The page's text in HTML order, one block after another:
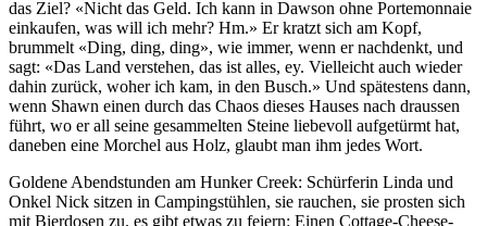
das Ziel? «Nicht das Geld. Ich kann in Dawson ohne Portemonnaie
einkaufen, was will ich mehr? Hm.» Er kratzt sich am Kopf,
brummelt «Ding, ding, ding», wie immer, wenn er nachdenkt, und
sagt: «Das Land verstehen, das ist alles, ey. Vielleicht auch wieder
dahin zurück, woher ich kam, in den Busch.» Und spätestens dann,
wenn Shawn einen durch das Chaos dieses Hauses nach draussen
führt, wo er all seine gesammelten Steine liebevoll aufgetürmt hat,
daneben eine Morchel aus Holz, glaubt man ihm jedes Wort.
Goldene Abendstunden am Hunker Creek: Schürferin Linda und
Onkel Nick sitzen in Campingstühlen, sie rauchen, sie prosten sich
mit Bierdosen zu, es gibt etwas zu feiern: Einen Cottage-Cheese-